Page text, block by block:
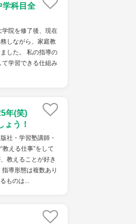
学科目全
院を修了後、現在
しながら、家庭教
した。 私の指導の
学習できる仕組み
年(笑)
ょう！
社・学習塾講師・
える仕事”をして
教えることが好き
導形態は複数あり
ものは...